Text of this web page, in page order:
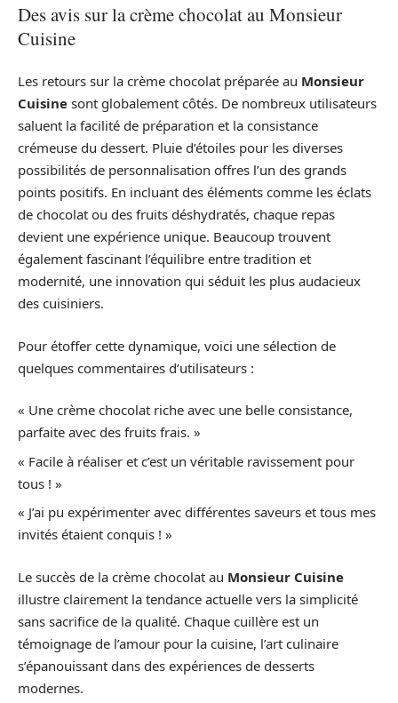
Des avis sur la crème chocolat au Monsieur
Cuisine
Les retours sur la crème chocolat préparée au Monsieur
Cuisine sont globalement côtés. De nombreux utilisateurs
saluent la facilité de préparation et la consistance
crémeuse du dessert. Pluie d’étoiles pour les diverses
possibilités de personnalisation offres l’un des grands
points positifs. En incluant des éléments comme les éclats
de chocolat ou des fruits déshydratés, chaque repas
devient une expérience unique. Beaucoup trouvent
également fascinant l’équilibre entre tradition et
modernité, une innovation qui séduit les plus audacieux
des cuisiniers.
Pour étoffer cette dynamique, voici une sélection de
quelques commentaires d’utilisateurs :
« Une crème chocolat riche avec une belle consistance,
parfaite avec des fruits frais. »
« Facile à réaliser et c’est un véritable ravissement pour
tous ! »
« J’ai pu expérimenter avec différentes saveurs et tous mes
invités étaient conquis ! »
Le succès de la crème chocolat au Monsieur Cuisine
illustre clairement la tendance actuelle vers la simplicité
sans sacrifice de la qualité. Chaque cuillère est un
témoignage de l’amour pour la cuisine, l’art culinaire
s’épanouissant dans des expériences de desserts
modernes.